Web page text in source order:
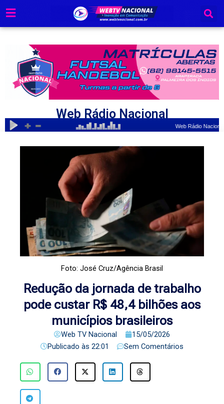
para
o
Web Rádio Nacional
Foto: José Cruz/Agência Brasil
Redução da jornada de trabalho
pode custar R$ 48,4 bilhões aos
municípios brasileiros
Web TV Nacional
15/05/2026
Publicado às 22:01 Sem Comentários